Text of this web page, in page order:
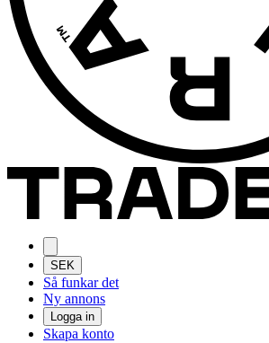
SEK
Så funkar det
Ny annons
Logga in
Skapa konto